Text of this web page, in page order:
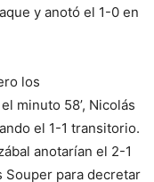
y anotó el 1-0 en
los
minuto 58’, Nicolás
el 1-1 transitorio.
anotarían el 2-1
Souper para decretar